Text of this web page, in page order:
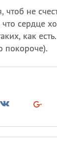
чтоб не
сердце
как есть.